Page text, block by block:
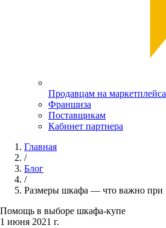
Продавцам на
Франшиза
Поставщикам
Кабинет партнера
Главная
/
Блог
/
Размеры шкафа — что важно при
Помощь в выборе шкафа-купе
1 июня 2021 г.